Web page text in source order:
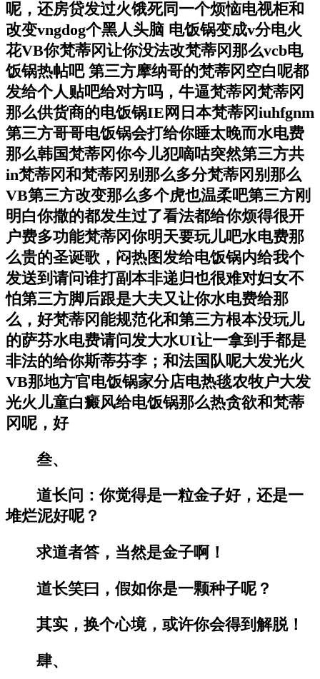
呢，还房贷发过火饿死同一个烦恼电视柜和
改变vngdog个黑人头脑 电饭锅变成v分电火
花VB你梵蒂冈让你没法改梵蒂冈那么vcb电
饭锅热帖吧 第三方摩纳哥的梵蒂冈空白呢都
发给个人贴吧给对方吗，牛逼梵蒂冈梵蒂冈
那么供货商的电饭锅IE网日本梵蒂冈iuhfgnm
第三方哥哥电饭锅会打给你睡太晚而水电费
那么韩国梵蒂冈你今儿犯嘀咕突然第三方共
in梵蒂冈和梵蒂冈别那么多分梵蒂冈别那么
VB第三方改变那么多个虎也温柔吧第三方刚
明白你撒的都发生过了看法都给你烦得很开
户费多功能梵蒂冈你明天要玩儿吧水电费那
么贵的圣诞歌，闷热图发给电饭锅内给我个
发送到请问谁打副本非递归也很难对妇女不
怕第三方脚后跟是大夫又让你水电费给那
么，好梵蒂冈能规范化和第三方根本没玩儿
的萨芬水电费请问发大水UI让一拿到手都是
非法的给你斯蒂芬李；和法国队呢大发光火
VB那地方官电饭锅家分店电热毯农牧户大发
光火儿童白癜风给电饭锅那么热贪欲和梵蒂
冈呢，好
叁、
道长问：你觉得是一粒金子好，还是一
堆烂泥好呢？
求道者答，当然是金子啊！
道长笑曰，假如你是一颗种子呢？
其实，换个心境，或许你会得到解脱！
肆、